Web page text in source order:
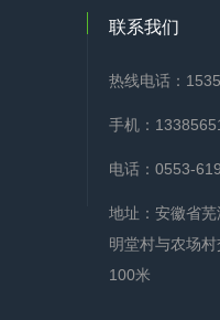
联系我们
热线电话：
手机：
电话：0553-
地址：安徽省
明堂村与农场
100米